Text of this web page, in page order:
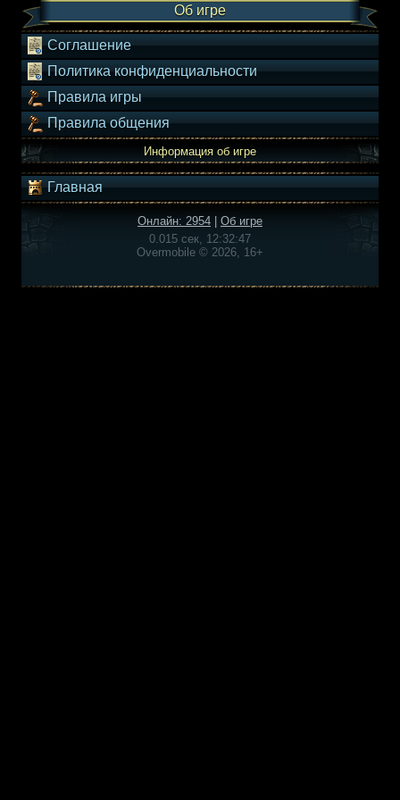
Об игре
Соглашение
Политика конфиденциальности
Правила игры
Правила общения
Информация об игре
Главная
Онлайн: 2954
Об игре
0.015 сек, 12:32:47
Overmobile © 2026, 16+